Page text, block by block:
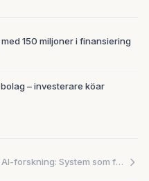
150 miljoner i finansiering
– investerare köar
Ny AI-forskning: System som förbättrar sina egna algoritmer visar vägen mot mer självständiga datorer